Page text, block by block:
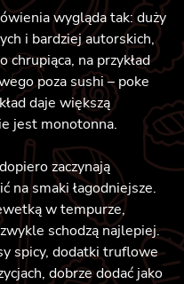
wygląda tak: duży
i bardziej autorskich,
chrupiąca, na przykład
poza sushi – poke
daje większą
jest monotonna.
zaczynają
na smaki łagodniejsze.
w tempurze,
schodzą najlepiej.
spicy, dodatki truflowe
dobrze dodać jako